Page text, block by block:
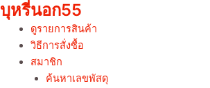
Skip
to
content
บุหรี่นอก55
ดูรายการสินค้า
วิธีการสั่งซื้อ
สมาชิก
ค้นหาเลขพัสดุ